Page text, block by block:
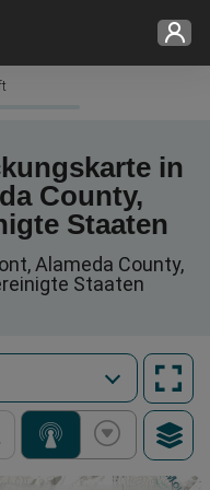
in
County,
Staaten
Alameda County,
Staaten